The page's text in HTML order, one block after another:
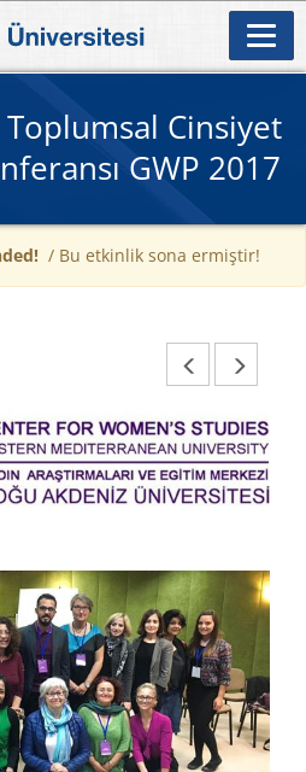
Toplumsal Cinsiyet
GWP 2017
/ Bu etkinlik sona ermiştir!